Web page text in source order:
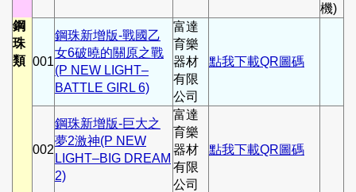
機)
鋼
珠
類 001
鋼珠新增版-戰國乙
女6破曉的關原之戰
(P NEW LIGHT–
BATTLE GIRL 6)
富達
育樂
器材
有限
公司
點我下載QR圖碼
002
鋼珠新增版-巨大之
夢2激神(P NEW
LIGHT–BIG DREAM
2)
富達
育樂
器材
有限
公司
點我下載QR圖碼